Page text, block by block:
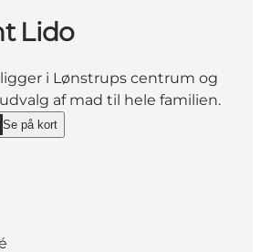
Lido
i Lønstrups centrum og
af mad til hele familien.
Lido"
Se på kort
Restaurant Lido on_map